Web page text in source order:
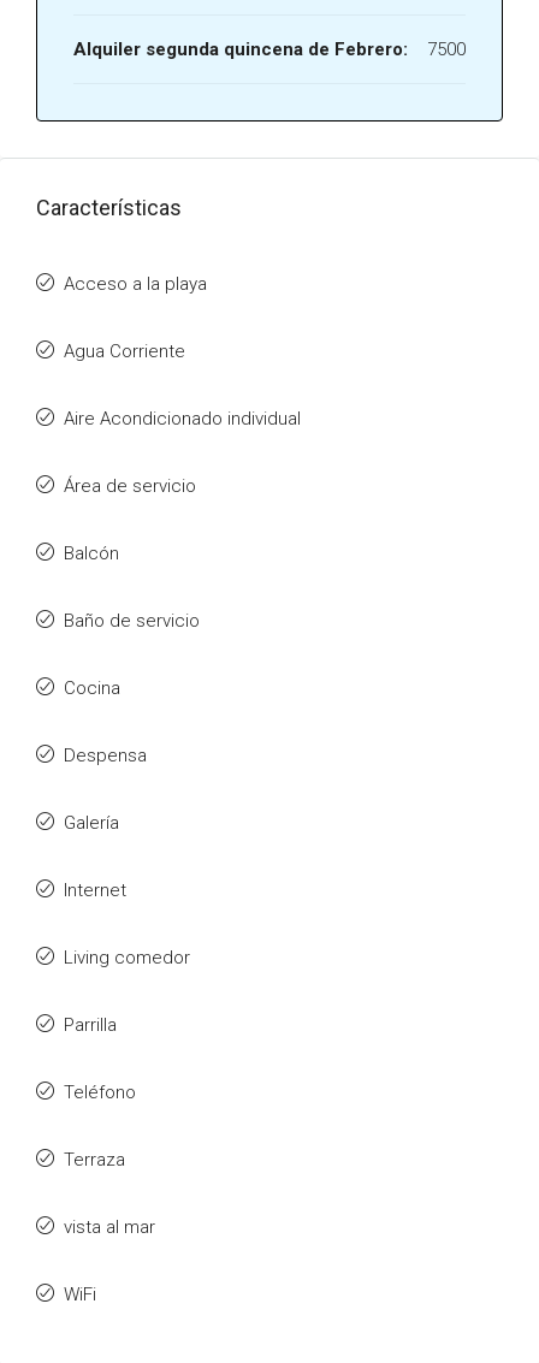
Alquiler segunda quincena de Febrero: 7500
Características
Acceso a la playa
Agua Corriente
Aire Acondicionado individual
Área de servicio
Balcón
Baño de servicio
Cocina
Despensa
Galería
Internet
Living comedor
Parrilla
Teléfono
Terraza
vista al mar
WiFi